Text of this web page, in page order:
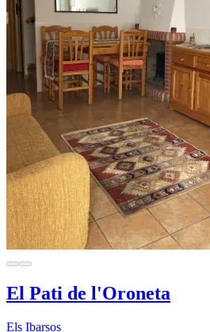
El Pati de l'Oroneta
Els Ibarsos